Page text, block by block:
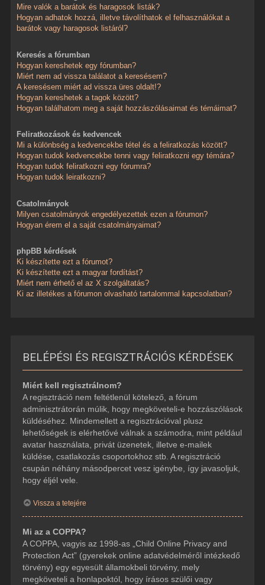
Mire valók a barátok és haragosok listák?
Hogyan adhatok hozzá, illetve távolíthatok el felhasználókat a
barátok vagy haragosok listáról?
Keresés a fórumban
Hogyan kereshetek egy fórumban?
Miért nem ad vissza találatot a keresésem?
A keresésem miért ad vissza üres oldalt!?
Hogyan kereshetek a tagok között?
Hogyan találhatom meg a saját hozzászólásaimat és témáimat?
Feliratkozások és kedvencek
Mi a különbség a kedvencekbe tétel és a feliratkozás között?
Hogyan tudok kedvencekbe tenni vagy feliratkozni egy témára?
Hogyan tudok feliratkozni egy fórumra?
Hogyan tudok leiratkozni?
Csatolmányok
Milyen csatolmányok engedélyezettek ezen a fórumon?
Hogyan érem el a saját csatolmányaimat?
phpBB kérdések
Ki készítette ezt a fórumot?
Ki készítette ezt a magyar fordítást?
Miért nem érhető el az X szolgáltatás?
Ki az illetékes a fórumon olvasható tartalommal kapcsolatban?
BELÉPÉSI ÉS REGISZTRÁCIÓS KÉRDÉSEK
Miért kell regisztrálnom?
A regisztráció nem feltétlenül kötelező, a fórum
adminisztrátorán múlik, hogy megköveteli-e hozzászólások
küldéséhez. Mindemellett a regisztrációval plusz
lehetőségek is elérhetővé válnak a számodra, mint például
avatar használata, privát üzenetek, illetve e-mailek
küldése, csatlakozás csoportokhoz stb. A regisztráció
csupán néhány másodpercet vesz igénybe, így javasoljuk,
hogy éljél vele.
Vissza a tetejére
Mi az a COPPA?
A COPPA, vagyis az 1998-as „Child Online Privacy and
Protection Act” (gyerekek online adatvédelméről intézkedő
törvény) egy egyesült államokbeli törvény, mely
megköveteli a honlapoktól, hogy írásos szülői vagy